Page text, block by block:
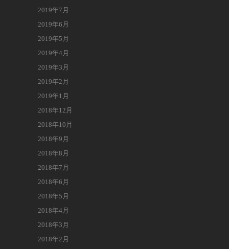
2019年7月
2019年6月
2019年5月
2019年4月
2019年3月
2019年2月
2019年1月
2018年12月
2018年10月
2018年9月
2018年8月
2018年7月
2018年6月
2018年5月
2018年4月
2018年3月
2018年2月